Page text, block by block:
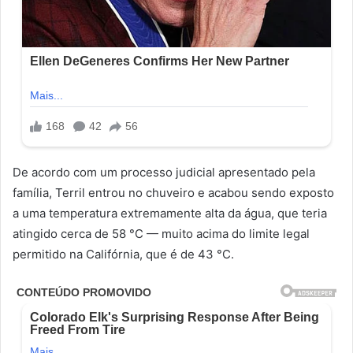
De acordo com um processo judicial apresentado pela
família, Terril entrou no chuveiro e acabou sendo exposto
a uma temperatura extremamente alta da água, que teria
atingido cerca de 58 °C — muito acima do limite legal
permitido na Califórnia, que é de 43 °C.